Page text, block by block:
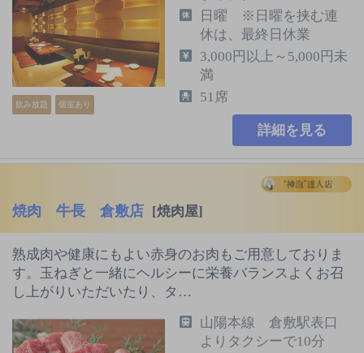
飲み放題 個室あり
日曜 ※日曜を挟む連
休は、最終日休業
3,000円以上～5,000円未
満
51席
詳細を見る
焼肉 牛長 倉敷店 [焼肉屋]
熟成肉や健康にもよい赤身のお肉もご用意しておりま
す。玉ねぎと一緒にヘルシーに栄養バランスよくお召
し上がりいただいたり、タ…
山陽本線 倉敷駅表口
よりタクシーで10分